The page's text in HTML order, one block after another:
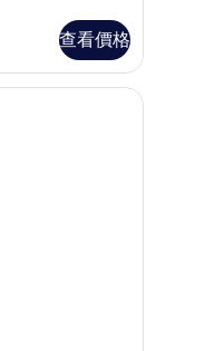
查看價格
絨被、客房內保險箱、筆電工作